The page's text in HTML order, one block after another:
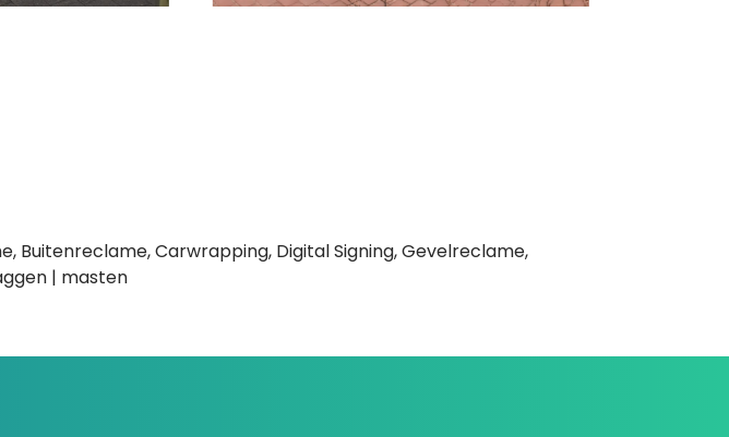
Buitenreclame, Carwrapping, Digital Signing, Gevelreclame,
| masten